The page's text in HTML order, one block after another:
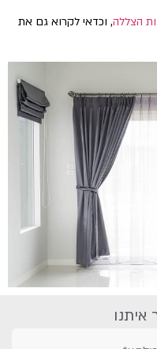
הצללה, וכדאי לקרוא גם את
איתנו